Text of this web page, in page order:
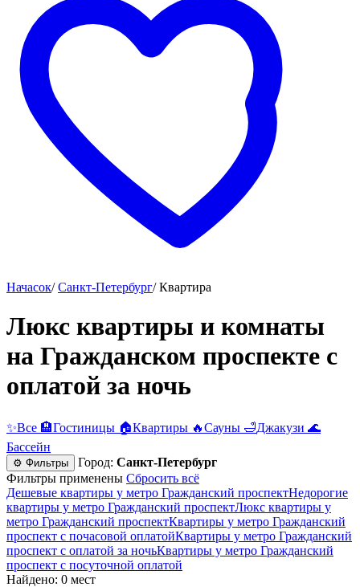
Начасок/ Санкт-Петербург/ Квартира
Люкс квартиры и комнаты
на Гражданском проспекте с
оплатой за ночь
✨Все 🏨Гостиницы 🏠Квартиры 🔥Сауны 🛁Джакузи 🌊
Бассейн
⚙ Фильтры Город: Санкт-Петербург
Фильтры применены Сбросить всё
Дешевые квартиры у метро Гражданский проспектНедорогие
квартиры у метро Гражданский проспектЛюкс квартиры у
метро Гражданский проспектКвартиры у метро Гражданский
проспект c почасовой оплатойКвартиры у метро Гражданский
проспект с оплатой за ночьКвартиры у метро Гражданский
проспект c посуточной оплатой
Найдено: 0 мест